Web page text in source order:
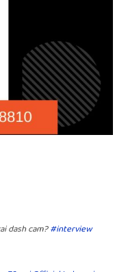
dash cam?#interview